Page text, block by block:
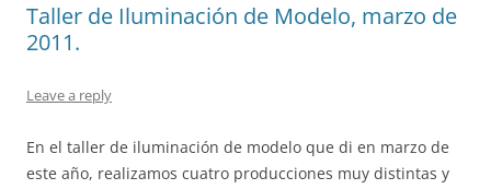
Taller de Iluminación de Modelo, marzo de
2011.
Leave a reply
En el taller de iluminación de modelo que di en marzo de
este año, realizamos cuatro producciones muy distintas y